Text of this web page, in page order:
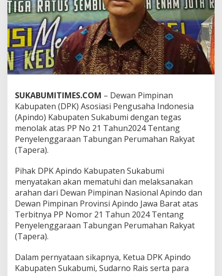
u
m
i
T
e
g
a
s
M
n
o
a
k
P
.
2
1
T
a
h
u
0
2
4
SUKABUMITIMES.COM – Dewan Pimpinan
Kabupaten (DPK) Asosiasi Pengusaha Indonesia
(Apindo) Kabupaten Sukabumi dengan tegas
menolak atas PP No 21 Tahun2024 Tentang
Penyelenggaraan Tabungan Perumahan Rakyat
(Tapera).
Pihak DPK Apindo Kabupaten Sukabumi
menyatakan akan mematuhi dan melaksanakan
arahan dari Dewan Pimpinan Nasional Apindo dan
Dewan Pimpinan Provinsi Apindo Jawa Barat atas
Terbitnya PP Nomor 21 Tahun 2024 Tentang
Penyelenggaraan Tabungan Perumahan Rakyat
(Tapera).
Dalam pernyataan sikapnya, Ketua DPK Apindo
Kabupaten Sukabumi, Sudarno Rais serta para